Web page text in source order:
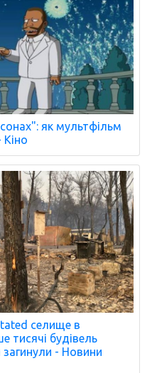
як мультфільм
селище в
тисячі будівель
- Новини